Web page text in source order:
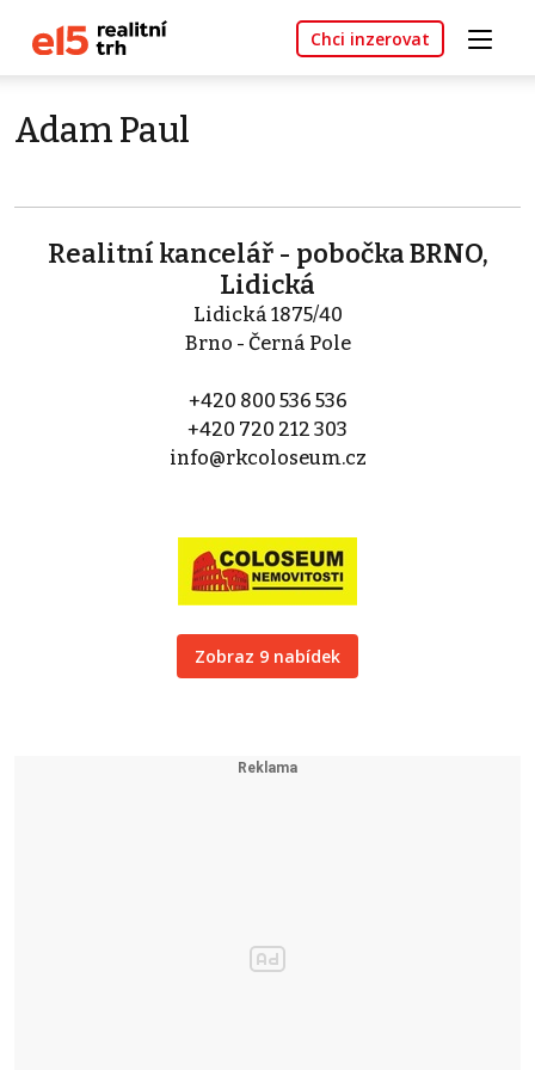
Chci inzerovat
Adam Paul
Realitní kancelář - pobočka BRNO,
Lidická
Lidická 1875/40
Brno - Černá Pole
+420 800 536 536
+420 720 212 303
info@rkcoloseum.cz
Zobraz 9 nabídek